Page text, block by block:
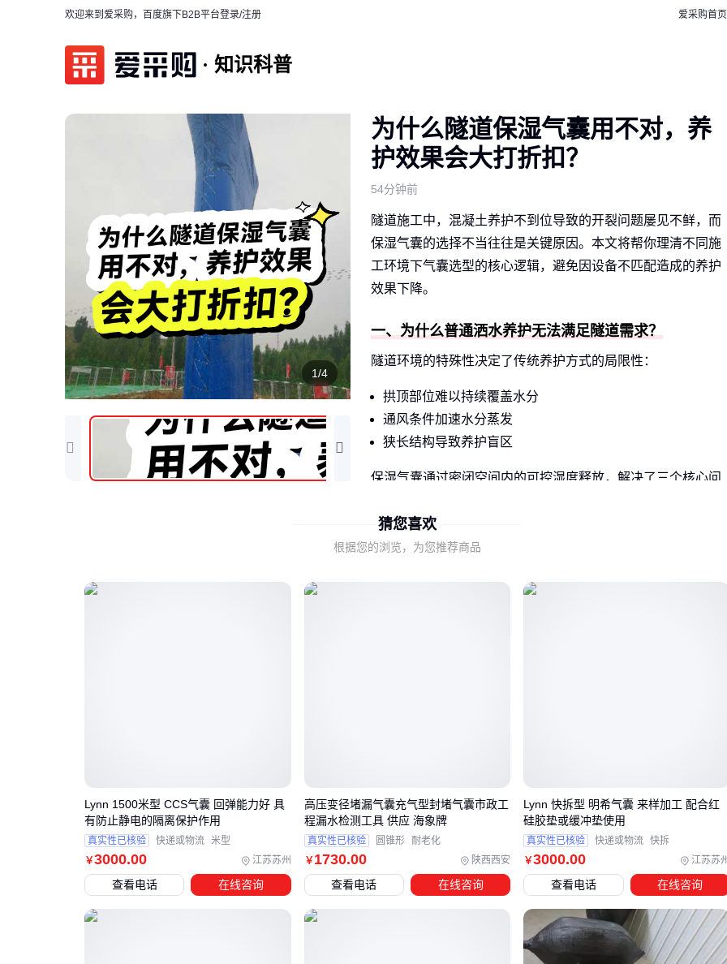
欢迎来到爱采购，百度旗下B2B平台登录/注册 爱采购首页
知识科普
1/4
为什么隧道保湿气囊用不对，养
护效果会大打折扣？
54分钟前
隧道施工中，混凝土养护不到位导致的开裂问题屡见不鲜，而
保湿气囊的选择不当往往是关键原因。本文将帮你理清不同施
工环境下气囊选型的核心逻辑，避免因设备不匹配造成的养护
效果下降。
一、为什么普通洒水养护无法满足隧道需求？
隧道环境的特殊性决定了传统养护方式的局限性：
拱顶部位难以持续覆盖水分
通风条件加速水分蒸发
狭长结构导致养护盲区
保湿气囊通过密闭空间内的可控湿度释放，解决了三个核心问
干预频次。
但要注意，气囊并非万能——在极寒环境或特殊混凝土配方场
制功能的气囊系统。
三、如何根据隧道施工阶段选择最匹配的保湿气囊？
隧道保湿气囊的选型需重点考虑施工阶段和环境湿度两个维
度。初期支护阶段因混凝土暴露面积大、水分蒸发快，需选用
隧道养护气囊 配合自动喷淋养护系统
；而
二衬阶段则更关注局部密封性，此时
充气式阻燃气囊 与混凝
猜您喜欢
根据您的浏览，为您推荐商品
￥3000.00 江苏苏州
Lynn 1500米型 CCS气囊 回弹能力好 具
有防止静电的隔离保护作用
真实性已核验 快递或物流 米型
查看电话 在线咨询
￥ 1730.00 陕西西安
高压变径堵漏气囊充气型封堵气囊市政工
程漏水检测工具 供应 海象牌
真实性已核验 圆锥形 耐老化
查看电话 在线咨询
￥3000.00 江苏苏
Lynn 快拆型 明希气囊 来样加工 配合红
硅胶垫或缓冲垫使用
真实性已核验 快递或物流 快拆
查看电话 在线咨询